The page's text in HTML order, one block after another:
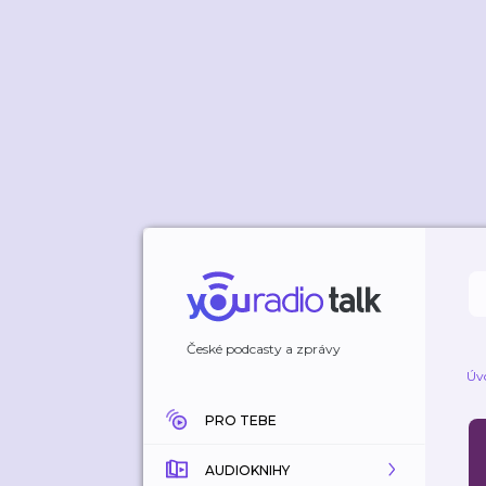
České podcasty a zprávy
PRO TEBE
AUDIOKNIHY